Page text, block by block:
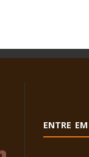
ENTRE